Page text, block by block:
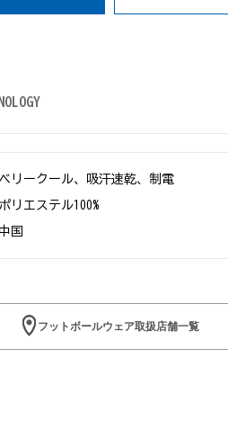
ベリークール、吸汗速乾、制電
ポリエステル100%
中国
フットボールウェア取扱店舗一覧